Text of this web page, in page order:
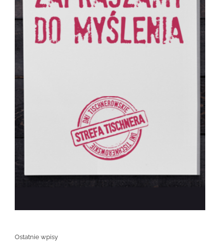
Ostatnie wpisy